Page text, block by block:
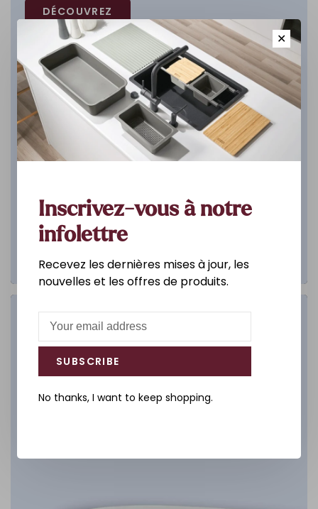
DÉCOUVREZ
Salle de bain
DÉCOUVREZ
✕
Inscrivez-vous à notre
infolettre
Recevez les dernières mises à jour, les
nouvelles et les offres de produits.
SUBSCRIBE
No thanks, I want to keep shopping.